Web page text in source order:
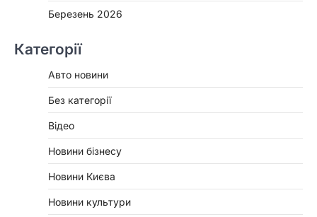
Березень 2026
Категорії
Авто новини
Без категорії
Відео
Новини бізнесу
Новини Києва
Новини культури